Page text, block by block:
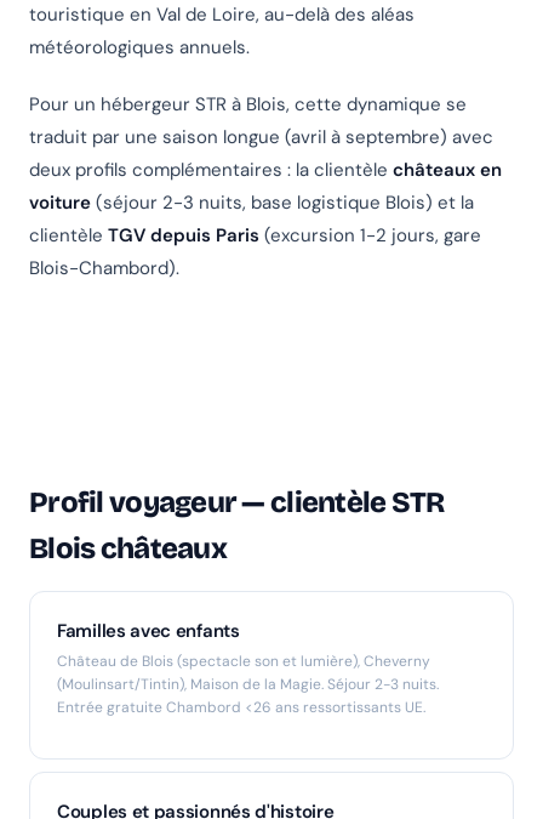
touristique en Val de Loire, au-delà des aléas
météorologiques annuels.
Pour un hébergeur STR à Blois, cette dynamique se
traduit par une saison longue (avril à septembre) avec
deux profils complémentaires : la clientèle châteaux en
voiture (séjour 2-3 nuits, base logistique Blois) et la
clientèle TGV depuis Paris (excursion 1-2 jours, gare
Blois-Chambord).
Profil voyageur — clientèle STR
Blois châteaux
Familles avec enfants
Château de Blois (spectacle son et lumière), Cheverny
(Moulinsart/Tintin), Maison de la Magie. Séjour 2-3 nuits.
Entrée gratuite Chambord <26 ans ressortissants UE.
Couples et passionnés d'histoire